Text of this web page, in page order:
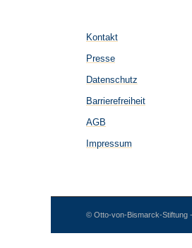
Kontakt
Presse
Datenschutz
Barrierefreiheit
AGB
Impressum
© Otto-von-Bismarck-Stiftung -